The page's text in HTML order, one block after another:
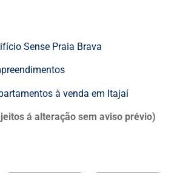
Sense Praia Brava
à venda em Itajaí
á alteração sem aviso prévio)